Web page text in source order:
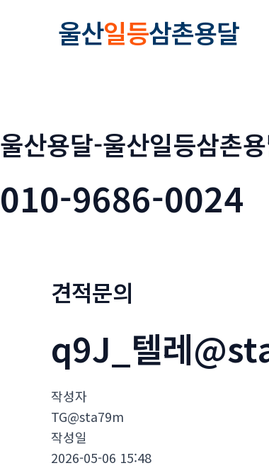
뛰
기
울산일등삼촌용달
울산용달-울산일등삼촌
010-9686-0024
견적문의
q9J_텔레
작성자
TG@sta79m
작성일
2026-05-06 15:48